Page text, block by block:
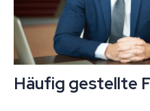
Häufig gestellte